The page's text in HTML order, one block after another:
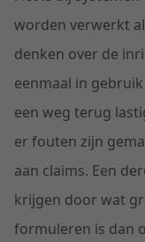
Energie
Zorg & Sociaal
Vastgoed
Dichtbij de
woningbouw
Lees meer
Internationale
Nieuws
Nederlands
worden verwerkt
denken over de
eenmaal in
een weg terug
er fouten zijn
aan claims. Een
krijgen door wat
formuleren is dan